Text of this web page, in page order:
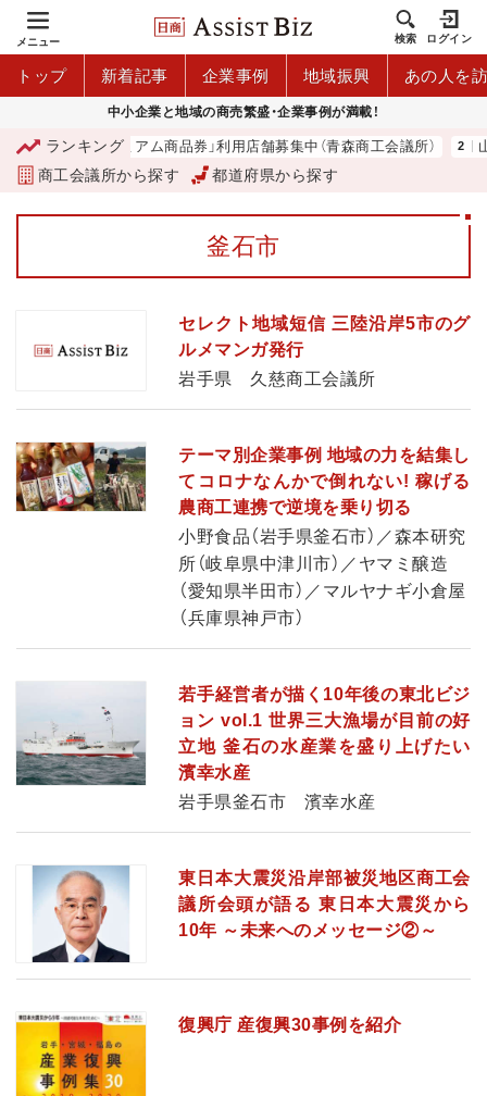
メニュー 検索 ログイン
トップ 新着記事 企業事例 地域振興 あの人を
中小企業と地域の商売繁盛・企業事例が満載！
ランキング
「青森市プレミアム商品券」利用店舗募集中（青森商工会議所） 山
商工会議所から探す 都道府県から探す
釜石市
セレクト地域短信 三陸沿岸5市のグ
ルメマンガ発行
岩手県 久慈商工会議所
テーマ別企業事例 地域の力を結集し
てコロナなんかで倒れない! 稼げる
農商工連携で逆境を乗り切る
小野食品（岩手県釜石市）／森本研究
所（岐阜県中津川市）／ヤマミ醸造
（愛知県半田市）／マルヤナギ小倉屋
（兵庫県神戸市）
若手経営者が描く10年後の東北ビジ
ョン vol.1 世界三大漁場が目前の好
立地 釜石の水産業を盛り上げたい
濱幸水産
岩手県釜石市 濱幸水産
東日本大震災沿岸部被災地区商工会
議所会頭が語る 東日本大震災から
10年 ～未来へのメッセージ②～
復興庁 産復興30事例を紹介